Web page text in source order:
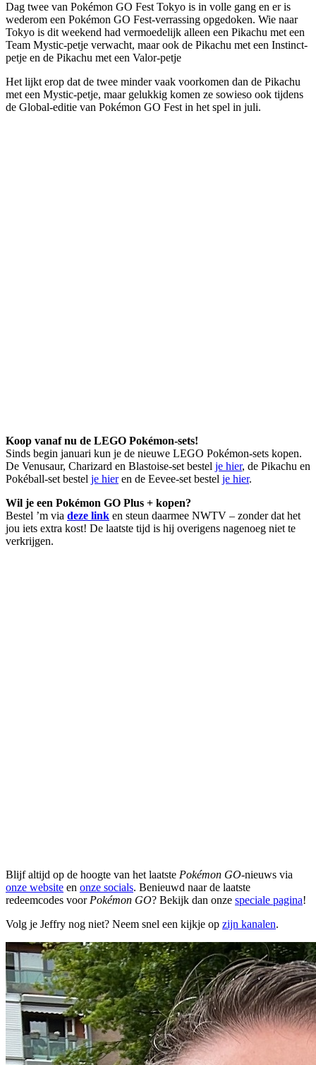
Dag twee van Pokémon GO Fest Tokyo is in volle gang en er is
wederom een Pokémon GO Fest-verrassing opgedoken. Wie naar
Tokyo is dit weekend had vermoedelijk alleen een Pikachu met een
Team Mystic-petje verwacht, maar ook de Pikachu met een Instinct-
petje en de Pikachu met een Valor-petje
Het lijkt erop dat de twee minder vaak voorkomen dan de Pikachu
met een Mystic-petje, maar gelukkig komen ze sowieso ook tijdens
de Global-editie van Pokémon GO Fest in het spel in juli.
Koop vanaf nu de LEGO Pokémon-sets!
Sinds begin januari kun je de nieuwe LEGO Pokémon-sets kopen.
De Venusaur, Charizard en Blastoise-set bestel je hier, de Pikachu en
Pokéball-set bestel je hieren de Eevee-set bestel je hier.
Wil je een Pokémon GO Plus + kopen?
Bestel ’m via deze link en steun daarmee NWTV – zonder dat het
jou iets extra kost! De laatste tijd is hij overigens nagenoeg niet te
verkrijgen.
Blijf altijd op de hoogte van het laatste Pokémon GO-nieuws via
onze website en onze socials. Benieuwd naar de laatste
redeemcodes voor Pokémon GO? Bekijk dan onze speciale pagina!
Volg je Jeffry nog niet? Neem snel een kijkje op zijn kanalen.